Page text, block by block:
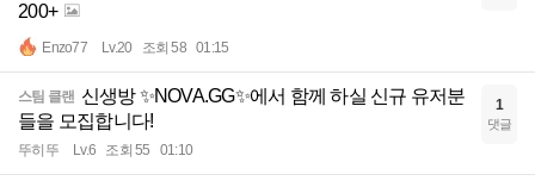
200+
Enzo77 Lv.20 조회 58 01:15
스팀 클랜 신생방 ✨NOVA.GG✨에서 함께 하실 신규 유저분
들을 모집합니다!
뚜히뚜 Lv.6 조회 55 01:10
1
댓글